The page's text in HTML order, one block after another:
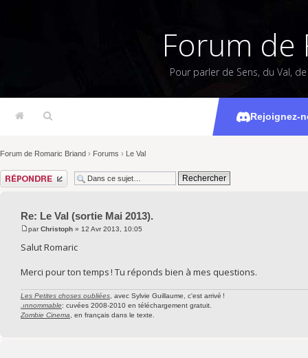
Forum de
Pour parler de Sens, du Val,
Rejoignez-
Le
Forum de Romaric Briand › Forums › Le Val
Répondre
Re: Le Val (sortie Mai 2013).
parChristoph » 12 Avr 2013, 10:05
Salut Romaric
Merci pour ton temps ! Tu réponds bien à mes questions.
Les Petites choses oubliées , avec Sylvie Guillaume, c'est arrivé !
.ınnommable: cuvées 2008-2010 en téléchargement gratuit.
Zombie Cinema , en français dans le texte.